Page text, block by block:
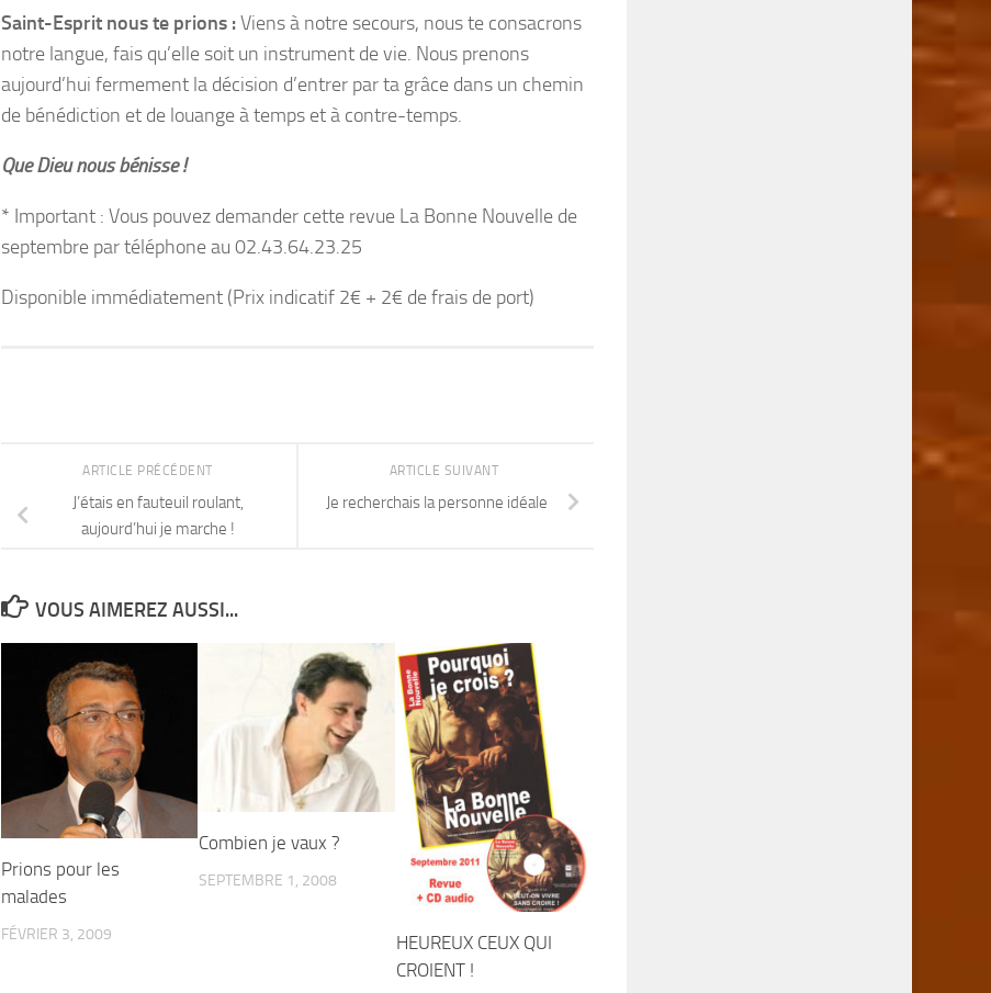
Saint-Esprit nous te prions :Viens à notre secours, nous te consacrons
notre langue, fais qu’elle soit un instrument de vie. Nous prenons
aujourd’hui fermement la décision d’entrer par ta grâce dans un chemin
de bénédiction et de louange à temps et à contre-temps.
Que Dieu nous bénisse !
* Important : Vous pouvez demander cette revue La Bonne Nouvelle de
septembre par téléphone au 02.43.64.23.25
Disponible immédiatement (Prix indicatif 2€ + 2€ de frais de port)
ARTICLE SUIVANT
Je recherchais la personne idéale
ARTICLE PRÉCÉDENT
J’étais en fauteuil roulant,
aujourd’hui je marche !
VOUS AIMEREZ AUSSI...
Prions pour les
malades
FÉVRIER 3, 2009
Combien je vaux ?
SEPTEMBRE 1, 2008
HEUREUX CEUX QUI
CROIENT !